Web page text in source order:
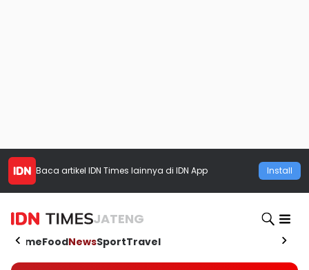
Baca artikel IDN Times lainnya di IDN App Install
JATENG
HomeFoodNewsSportTravel